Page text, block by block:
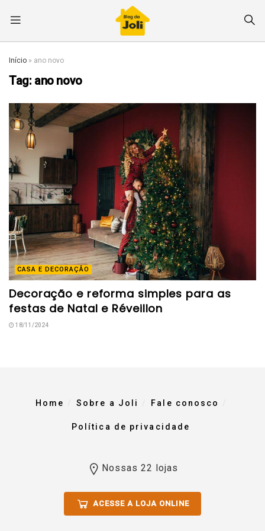
Início » ano novo
Tag: ano novo
CASA E DECORAÇÃO
Decoração e reforma simples para as
festas de Natal e Réveillon
18/11/2024
Home Sobre a Joli Fale conosco
Política de privacidade
Nossas 22 lojas
ACESSE A LOJA ONLINE